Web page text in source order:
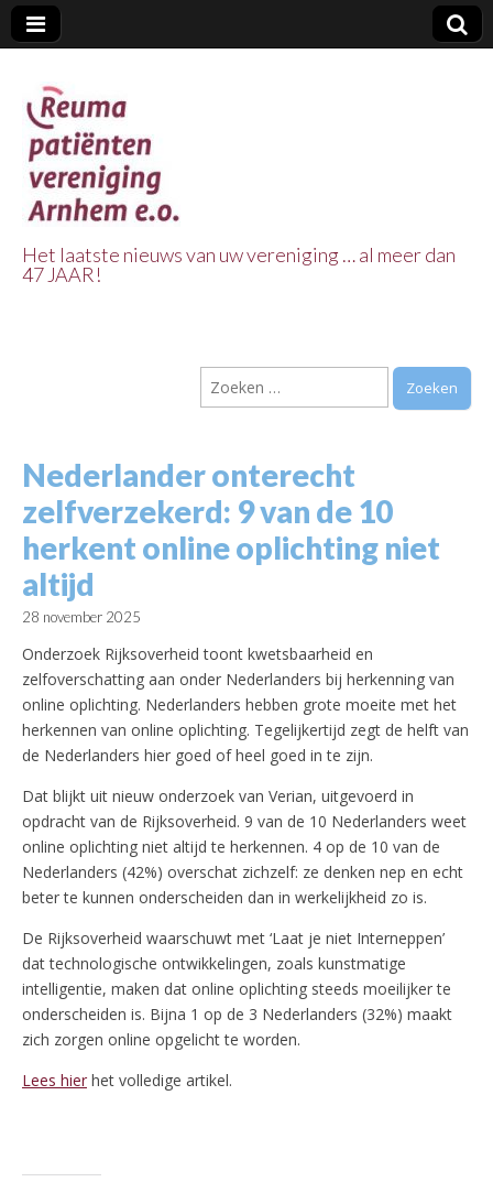
Vereniging
Arnhem e.o.
Het laatste nieuws van uw vereniging … al meer dan
47 JAAR!
Zoeken
naar:
Nederlander onterecht
zelfverzekerd: 9 van de 10
herkent online oplichting niet
altijd
28 november 2025
Onderzoek Rijksoverheid toont kwetsbaarheid en
zelfoverschatting aan onder Nederlanders bij herkenning van
online oplichting. Nederlanders hebben grote moeite met het
herkennen van online oplichting. Tegelijkertijd zegt de helft van
de Nederlanders hier goed of heel goed in te zijn.
Dat blijkt uit nieuw onderzoek van Verian, uitgevoerd in
opdracht van de Rijksoverheid. 9 van de 10 Nederlanders weet
online oplichting niet altijd te herkennen. 4 op de 10 van de
Nederlanders (42%) overschat zichzelf: ze denken nep en echt
beter te kunnen onderscheiden dan in werkelijkheid zo is.
De Rijksoverheid waarschuwt met ‘Laat je niet Interneppen’
dat technologische ontwikkelingen, zoals kunstmatige
intelligentie, maken dat online oplichting steeds moeilijker te
onderscheiden is. Bijna 1 op de 3 Nederlanders (32%) maakt
zich zorgen online opgelicht te worden.
Lees hier het volledige artikel.